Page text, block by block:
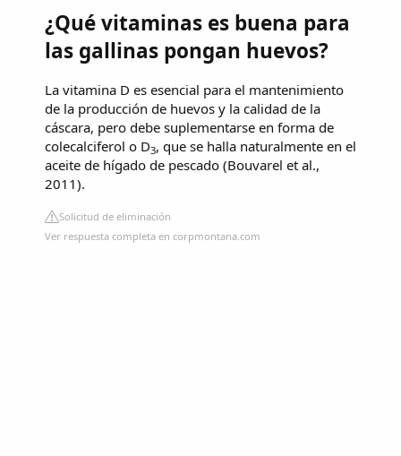
¿Qué vitaminas es buena para
las gallinas pongan huevos?
La vitamina D es esencial para el mantenimiento
de la producción de huevos y la calidad de la
cáscara, pero debe suplementarse en forma de
colecalciferol o D3, que se halla naturalmente en el
aceite de hígado de pescado (Bouvarel et al.,
2011).
Solicitud de eliminación
Ver respuesta completa en corpmontana.com